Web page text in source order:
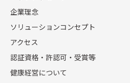
企業理念
ソリューションコンセプト
アクセス
認証資格・許認可・受賞等
健康経営について
導入実績
ニュース